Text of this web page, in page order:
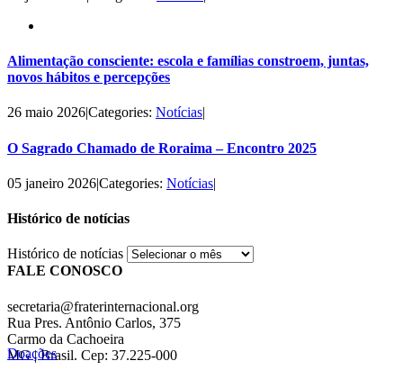
Alimentação consciente: escola e famílias constroem, juntas,
novos hábitos e percepções
26 maio 2026|Categories: Notícias|
O Sagrado Chamado de Roraima – Encontro 2025
05 janeiro 2026|Categories: Notícias|
Histórico de notícias
Histórico de notícias
FALE CONOSCO
secretaria@fraterinternacional.org
Rua Pres. Antônio Carlos, 375
Carmo da Cachoeira
MG | Brasil. Cep: 37.225-000
Doações